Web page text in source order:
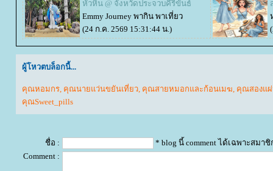
หัวหิน @ จังหวัดประจวบคีรีขันธ์
Emmy Journey พากิน พาเที่ยว
(24 ก.ค. 2569 15:31:44 น.)
ผู้โหวตบล็อกนี้...
คุณหอมกร, คุณนายแว่นขยันเที่ยว, คุณสายหมอกและก้อนเมฆ, คุณสองแ
คุณSweet_pills
ชื่อ :
* blog นี้ comment ได้เฉพาะสมาชิ
Comment :